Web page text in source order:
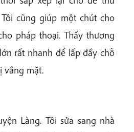
cũng giúp một chút cho
pháp thoại. Thấy thương
rất nhanh để lấp đầy chỗ
vắng mặt.
Làng. Tôi sửa sang nhà